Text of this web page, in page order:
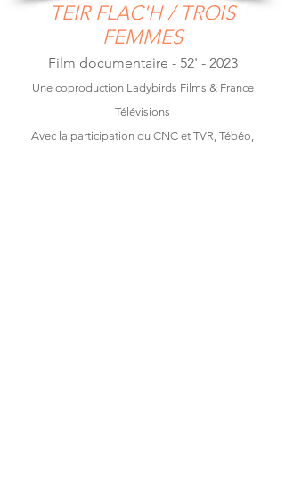
TEIR FLAC'H / TROIS
FEMMES
Film documentaire - 52' - 2023
Une coproduction Ladybirds Films & France
Télévisions
Avec la participation du CNC et TVR, Tébéo,